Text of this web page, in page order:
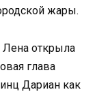
жары.
Лена открыла
глава
Дариан как